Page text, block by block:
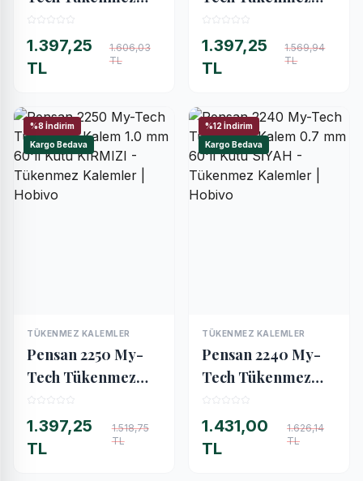
Kalem 1.0 mm 60'lı
Kutu SİYAH
1.397,25
TL
1.606,03
TL
Kalem 1.0 mm 60'lı
Kutu MAVİ
1.397,25
TL
1.569,94
TL
%8 İndirim
Kargo Bedava
TÜKENMEZ KALEMLER
Pensan 2250 My-
Tech Tükenmez
Kutu KIRMIZI
1.397,25
TL
1.518,75
TL
%12 İndirim
Kargo Bedava
TÜKENMEZ KALEMLER
Pensan 2240 My-
Tech Tükenmez
Kutu SİYAH
1.431,00
TL
1.626,14
TL